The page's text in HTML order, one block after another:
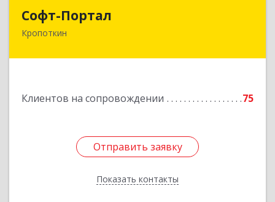
Софт-Портал
Кропоткин
Клиентов на сопровождении 75
Отправить заявку
Показать контакты
352395, Краснодарский край, Кавказский р-н,
Отправить заявку
Назад